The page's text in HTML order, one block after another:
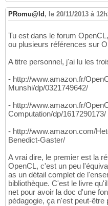
PRomu@ld , le 20/11/2013 à
Tu est dans le forum
ou plusieurs références sur
A titre personnel, j'ai lu les
- http://www.amazon.fr/
Munshi/dp/0321749642/
- http://www.amazon.fr/
Computation/dp/1617290173/
- http://www.amazon.com/
Benedict-Gaster/
A vrai dire, le premier est la
OpenCL, c'est un peu
as un détail complet de
bibliothèque. C'est le livre
net pour avoir la doc d'une
pédagogie, ça n'est peut-être